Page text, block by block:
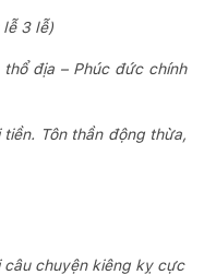
lễ 3 lễ)
địa – Phúc đức chính
Tôn thần động thừa,
câu chuyện kiêng kỵ cực